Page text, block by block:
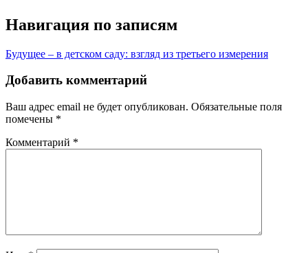
Навигация по записям
Будущее – в детском саду: взгляд из третьего измерения
Добавить комментарий
Ваш адрес email не будет опубликован. Обязательные поля
помечены *
Комментарий *